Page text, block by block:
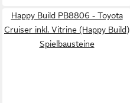
Happy Build PB8806 - Toyota
Cruiser inkl. Vitrine (Happy Build)
Spielbausteine